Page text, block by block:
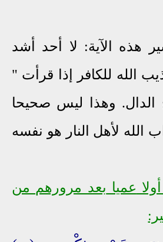
هذه الآية: لا أحد أشد
الله للكافر إذا قرأت "
الدال. وهذا ليس صحيحا
الله لأهل النار هو نفسه
عميا بعد مرورهم من